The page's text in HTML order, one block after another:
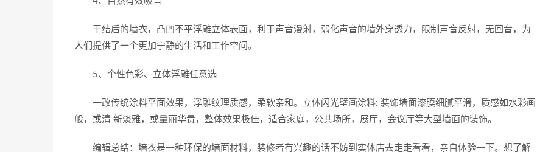
干结后的墙衣，凸凹不平浮雕立体表面，利于声音漫射，弱化声音的墙外穿透力，限制声音反射，无回音，为
人们提供了一个更加宁静的生活和工作空间。
5、个性色彩、立体浮雕任意选
一改传统涂料平面效果，浮雕纹理质感，柔软亲和。立体闪光壁画涂料: 装饰墙面漆膜细腻平滑，质感如水彩画
般，或清 新淡雅，或量丽华贵，整体效果极佳，适合家庭，公共场所，展厅，会议厅等大型墙面的装饰。
编辑总结：墙衣是一种环保的墙面材料，装修者有兴趣的话不妨到实体店去走走看看，亲自体验一下。想了解